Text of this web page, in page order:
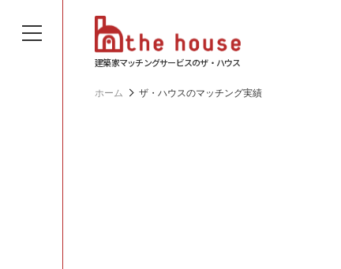
建築家マッチングサービスのザ・ハウス
ホーム ザ・ハウスのマッチング実績